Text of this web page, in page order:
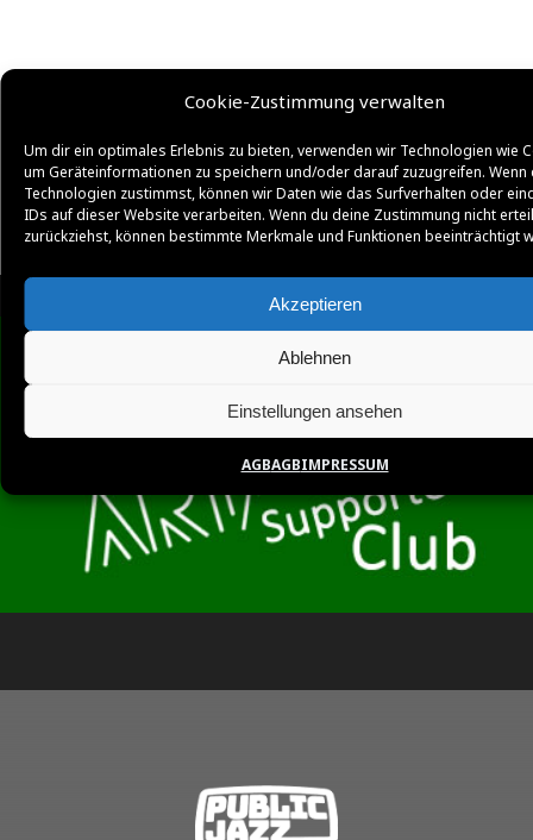
Cookie-Zustimmung verwalten
Um dir ein optimales Erlebnis zu bieten, verwenden wir Technologien wie
um Geräteinformationen zu speichern und/oder darauf zuzugreifen. Wenn
Technologien zustimmst, können wir Daten wie das Surfverhalten oder
IDs auf dieser Website verarbeiten. Wenn du deine Zustimmung nicht
zurückziehst, können bestimmte Merkmale und Funktionen beeinträchtigt
Akzeptieren
Ablehnen
Einstellungen ansehen
AGBAGBIMPRESSUM